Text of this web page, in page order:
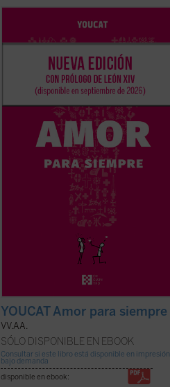
Basado en casi mil preguntas de jóvenes
de más de treinta países, y elaborado por
libro acompaña a la pareja antes,
durante y después de la preparación
matrimonial, ayudándola a reflexionar, ...
YOUCAT Amor para siempre
VV.AA.
SÓLO DISPONIBLE EN EBOOK
Consultar si este libro está disponible en impresión
bajo demanda
disponible en ebook: